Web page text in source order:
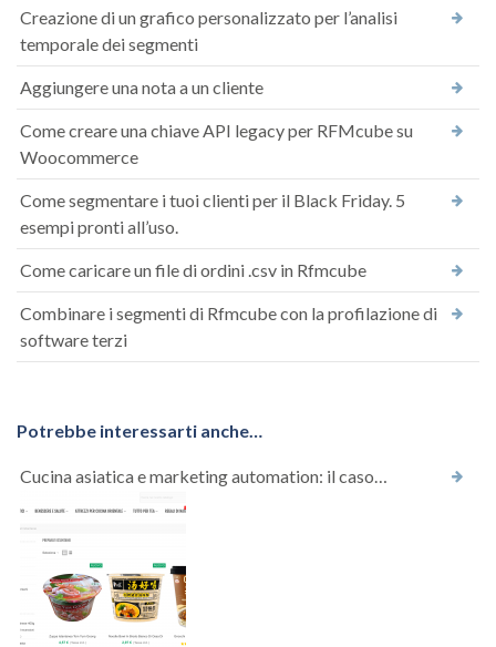
Creazione di un grafico personalizzato per l’analisi
temporale dei segmenti
Aggiungere una nota a un cliente
Come creare una chiave API legacy per RFMcube su
Woocommerce
Come segmentare i tuoi clienti per il Black Friday. 5
esempi pronti all’uso.
Come caricare un file di ordini .csv in Rfmcube
Combinare i segmenti di Rfmcube con la profilazione di
software terzi
Potrebbe interessarti anche…
Cucina asiatica e marketing automation: il caso…